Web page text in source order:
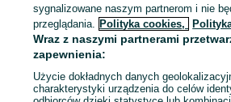
ID:441088385
Zadzwoń / SMS
sygnalizowane naszym partnerom i nie
przeglądania. Polityka cookies,
Wraz z naszymi partnerami
zapewnienia:
Użycie dokładnych danych
charakterystyki urządzenia do celów